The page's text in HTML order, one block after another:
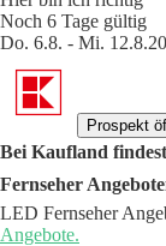
Noch 6 Tage gültig
Do. 6.8. - Mi.
Prospekt
Bei Kaufland
Fernseher
LED Fernseher
Angebote.